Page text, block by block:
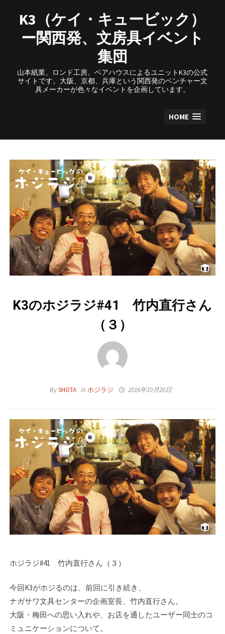
content
K3（ケイ・キュービック）
ー関西発、文房具イベント
集団
山本紙業、ロンド工房、ベアハウスによるユニットK3の公式
サイトです。大阪、京都、兵庫という関西発のベンチャー文
具メーカーが色々なイベントを企画しています。
HOME
K3のホジラジ#41 竹内直行さん
（３）
BySHOTA inホジラジ 2016年10月20日
ホジラジ#41 竹内直行さん（３）
今回K3がホジるのは、前回に引き続き、
ナガサワ文具センターの企画室長、竹内直行さん。
大阪・梅田への思い入れや、お店を通したユーザー同士のコ
ミュニケーションについて。